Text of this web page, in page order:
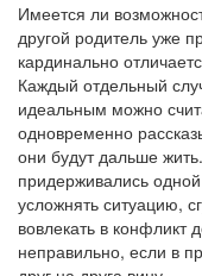
Имеется ли
другой родитель уже
кардинально
Каждый отдельный
идеальным можно
одновременно
они будут дальше
придерживались
усложнять ситуацию,
вовлекать в конфликт
неправильно, если в